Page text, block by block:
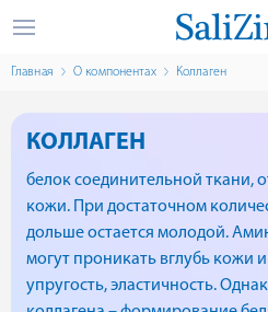
Главная О компонентах Коллаген
КОЛЛАГЕН
белок соединительной ткани,
кожи. При достаточном
дольше остается молодой.
могут проникать вглубь кожи
упругость, эластичность.